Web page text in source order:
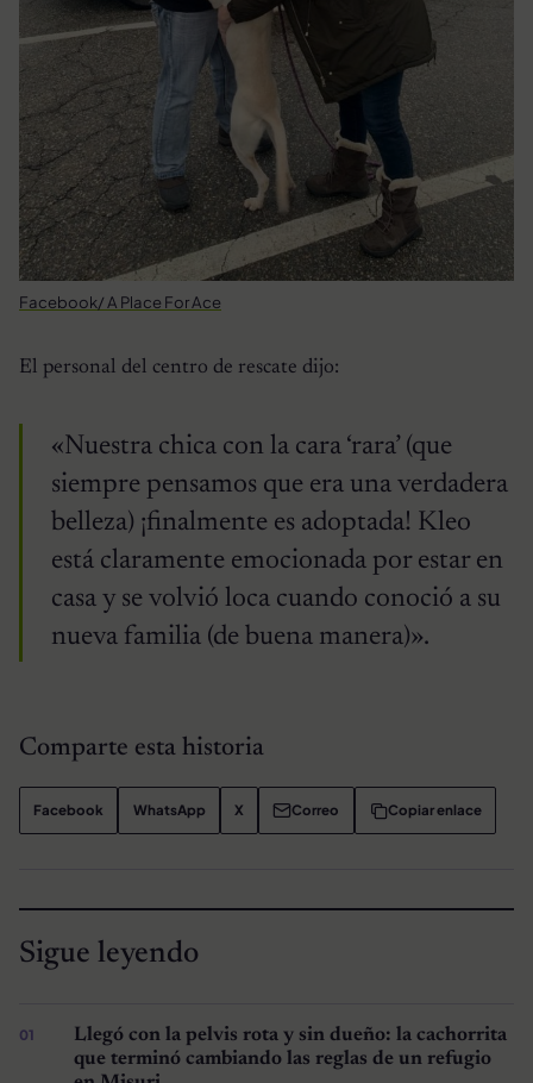
Facebook/ A Place For Ace
El personal del centro de rescate dijo:
«Nuestra chica con la cara ‘rara’ (que
siempre pensamos que era una verdadera
belleza) ¡finalmente es adoptada! Kleo
está claramente emocionada por estar en
casa y se volvió loca cuando conoció a su
nueva familia (de buena manera)».
Comparte esta historia
Facebook WhatsApp X Correo Copiar enlace
Sigue leyendo
Llegó con la pelvis rota y sin dueño: la cachorrita
que terminó cambiando las reglas de un refugio